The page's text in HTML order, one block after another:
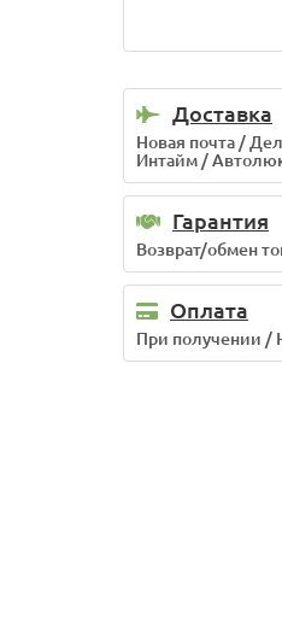
Доставка
Новая почта /
Интайм /
Гарантия
Возврат/обмен
Оплата
При получении /